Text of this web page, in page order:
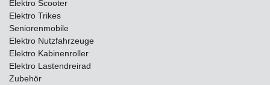
Elektro Scooter
Elektro Trikes
Seniorenmobile
Elektro Nutzfahrzeuge
Elektro Kabinenroller
Elektro Lastendreirad
Zubehör